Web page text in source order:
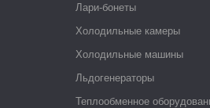
Лари-бонеты
Холодильные камеры
Холодильные машины
Льдогенераторы
Теплообменное